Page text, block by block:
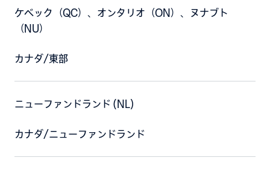
ケベック（QC）、オンタリオ（ON）、ヌナブト
（NU）
カナダ/東部
ニューファンドランド (NL)
カナダ/ニューファンドランド